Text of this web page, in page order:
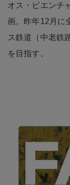
オス・ビエンチ
画。昨年12月に
ス鉄道（中老鉄
を目指す。